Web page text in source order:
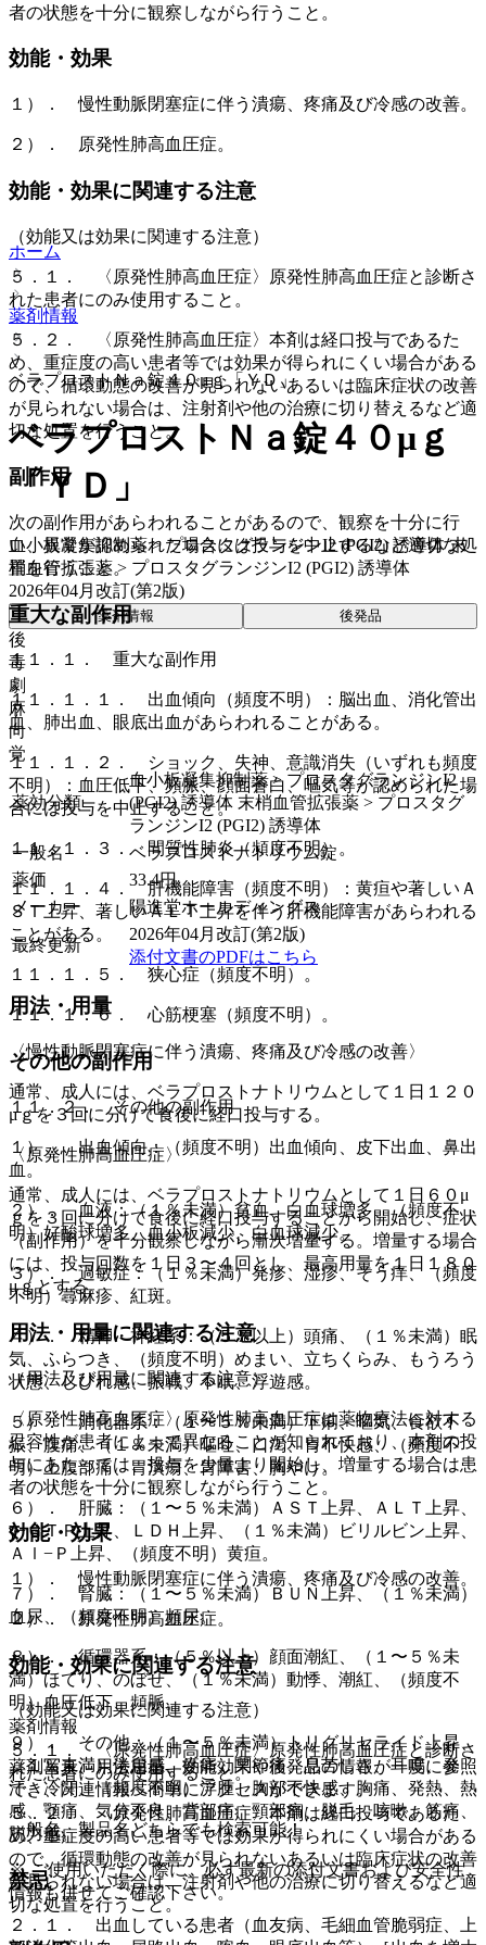
者の状態を十分に観察しながら行うこと。
効能・効果
１）． 慢性動脈閉塞症に伴う潰瘍、疼痛及び冷感の改善。
２）． 原発性肺高血圧症。
効能・効果に関連する注意
（効能又は効果に関連する注意）
５．１． 〈原発性肺高血圧症〉原発性肺高血圧症と診断さ
れた患者にのみ使用すること。
５．２． 〈原発性肺高血圧症〉本剤は経口投与であるた
め、重症度の高い患者等では効果が得られにくい場合がある
ので、循環動態の改善が見られないあるいは臨床症状の改善
が見られない場合は、注射剤や他の治療に切り替えるなど適
切な処置を行うこと。
副作用
次の副作用があらわれることがあるので、観察を十分に行
い、異常が認められた場合には投与を中止するなど適切な処
置を行うこと。
重大な副作用
１１．１． 重大な副作用
１１．１．１． 出血傾向（頻度不明）：脳出血、消化管出
血、肺出血、眼底出血があらわれることがある。
１１．１．２． ショック、失神、意識消失（いずれも頻度
不明）：血圧低下、頻脈、顔面蒼白、嘔気等が認められた場
合には投与を中止すること。
１１．１．３． 間質性肺炎（頻度不明）。
１１．１．４． 肝機能障害（頻度不明）：黄疸や著しいＡ
ＳＴ上昇、著しいＡＬＴ上昇を伴う肝機能障害があらわれる
ことがある。
１１．１．５． 狭心症（頻度不明）。
１１．１．６． 心筋梗塞（頻度不明）。
その他の副作用
１１．２． その他の副作用
１）． 出血傾向：（頻度不明）出血傾向、皮下出血、鼻出
血。
２）． 血液：（１％未満）貧血、白血球増多、（頻度不
明）好酸球増多、血小板減少、白血球減少。
３）． 過敏症：（１％未満）発疹、湿疹、そう痒、（頻度
不明）蕁麻疹、紅斑。
４）． 精神・神経系：（５％以上）頭痛、（１％未満）眠
気、ふらつき、（頻度不明）めまい、立ちくらみ、もうろう
状態、しびれ感、振戦、不眠、浮遊感。
５）． 消化器系：（１〜５％未満）下痢、嘔気、食欲不
振、腹痛、（１％未満）嘔吐、口渇、胃不快感、（頻度不
明）上腹部痛、胃潰瘍、胃障害、胸やけ。
６）． 肝臓：（１〜５％未満）ＡＳＴ上昇、ＡＬＴ上昇、
γ−ＧＴＰ上昇、ＬＤＨ上昇、（１％未満）ビリルビン上昇、
Ａｌ−Ｐ上昇、（頻度不明）黄疸。
７）． 腎臓：（１〜５％未満）ＢＵＮ上昇、（１％未満）
血尿、（頻度不明）頻尿。
８）． 循環器系：（５％以上）顔面潮紅、（１〜５％未
満）ほてり、のぼせ、（１％未満）動悸、潮紅、（頻度不
明）血圧低下、頻脈。
９）． その他：（１〜５％未満）トリグリセライド上昇、
（１％未満）倦怠感、疼痛、関節痛、息苦しさ、耳鳴、発
汗、冷汗、（頻度不明）浮腫、胸部不快感、胸痛、発熱、熱
感、顎痛、気分不良、背部痛、頸部痛、脱毛、咳嗽、筋痛、
脱力感。
禁忌
２．１． 出血している患者（血友病、毛細血管脆弱症、上
ホーム
薬剤情報
ベラプロストＮａ錠４０μｇ「ＹＤ」
ベラプロストＮａ錠４０μｇ
「ＹＤ」
血小板凝集抑制薬 > プロスタグランジンI2 (PGI2) 誘導体 末
梢血管拡張薬 > プロスタグランジンI2 (PGI2) 誘導体
2026年04月改訂(第2版)
薬剤情報 後発品
後
毒
劇
麻
向
覚
薬効分類
血小板凝集抑制薬 > プロスタグランジンI2
(PGI2) 誘導体 末梢血管拡張薬 > プロスタグ
ランジンI2 (PGI2) 誘導体
一般名
ベラプロストナトリウム錠
薬価
33.4円
メーカー
陽進堂ホールディングス
最終更新
2026年04月改訂(第2版)
添付文書のPDFはこちら
用法・用量
〈慢性動脈閉塞症に伴う潰瘍、疼痛及び冷感の改善〉
通常、成人には、ベラプロストナトリウムとして１日１２０
μｇを３回に分けて食後に経口投与する。
〈原発性肺高血圧症〉
通常、成人には、ベラプロストナトリウムとして１日６０μ
ｇを３回に分けて食後に経口投与することから開始し、症状
（副作用）を十分観察しながら漸次増量する。増量する場合
には、投与回数を１日３〜４回とし、最高用量を１日１８０
μｇとする。
用法・用量に関連する注意
（用法及び用量に関連する注意）
〈原発性肺高血圧症〉原発性肺高血圧症は薬物療法に対する
忍容性が患者によって異なることが知られており、本剤の投
与にあたっては、投与を少量より開始し、増量する場合は患
者の状態を十分に観察しながら行うこと。
効能・効果
１）． 慢性動脈閉塞症に伴う潰瘍、疼痛及び冷感の改善。
２）． 原発性肺高血圧症。
効能・効果に関連する注意
（効能又は効果に関連する注意）
５．１． 〈原発性肺高血圧症〉原発性肺高血圧症と診断さ
れた患者にのみ使用すること。
５．２． 〈原発性肺高血圧症〉本剤は経口投与であるた
め、重症度の高い患者等では効果が得られにくい場合がある
ので、循環動態の改善が見られないあるいは臨床症状の改善
が見られない場合は、注射剤や他の治療に切り替えるなど適
切な処置を行うこと。
薬剤情報
薬剤写真、用法用量、効能効果や後発品の情報が一度に参照
でき、関連情報へ簡単にアクセスができます。
一般名、製品名どちらでも検索可能！
※ ご使用いただく際に、必ず最新の添付文書および安全性
情報も併せてご確認下さい。